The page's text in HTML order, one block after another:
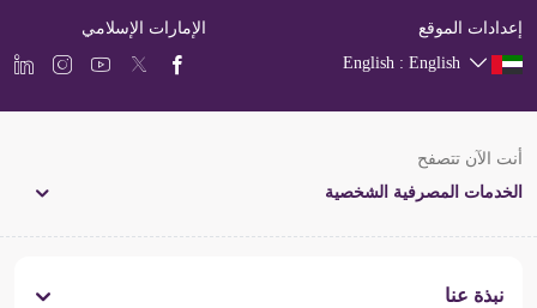
إعدادات الموقع
English : English
الإمارات الإسلامي
أنت الآن تتصفح
الخدمات المصرفية الشخصية
نبذة عنا